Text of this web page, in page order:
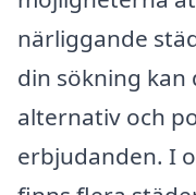
närliggande
din sökning
alternativ och
erbjudanden. I